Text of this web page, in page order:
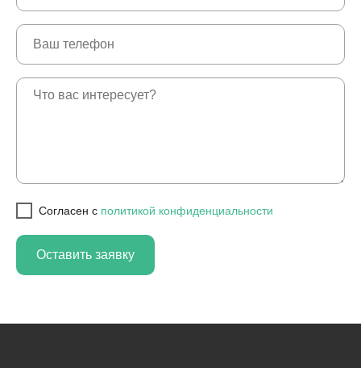
Cогласен с политикой конфиденциальности
Оставить заявку